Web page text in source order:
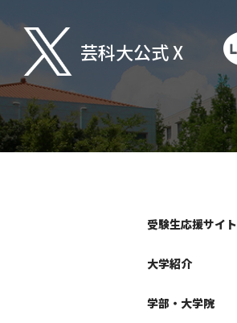
芸科大公式 X
受験生応援サイト
大学紹介
学部・大学院